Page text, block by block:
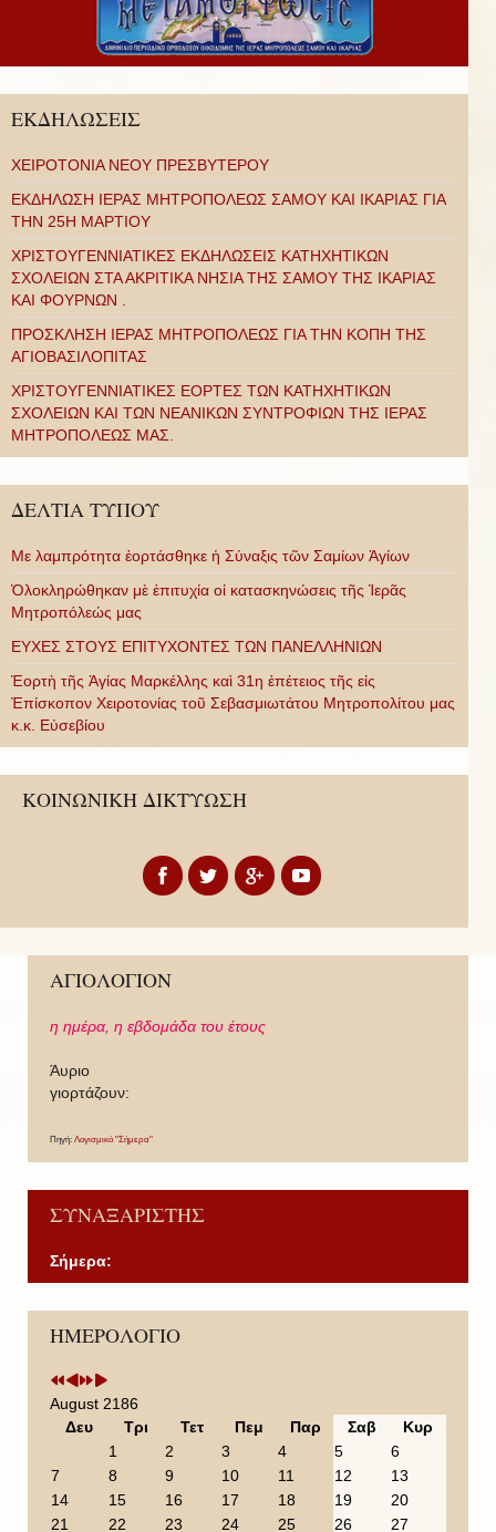
ΕΚΔΗΛΩΣΕΙΣ
ΧΕΙΡΟΤΟΝΙΑ ΝΕΟΥ ΠΡΕΣΒΥΤΕΡΟΥ
ΕΚΔΗΛΩΣΗ ΙΕΡΑΣ ΜΗΤΡΟΠΟΛΕΩΣ ΣΑΜΟΥ ΚΑΙ ΙΚΑΡΙΑΣ ΓΙΑ
ΤΗΝ 25Η ΜΑΡΤΙΟΥ
ΧΡΙΣΤΟΥΓΕΝΝΙΑΤΙΚΕΣ ΕΚΔΗΛΩΣΕΙΣ ΚΑΤΗΧΗΤΙΚΩΝ
ΣΧΟΛΕΙΩΝ ΣΤΑ ΑΚΡΙΤΙΚΑ ΝΗΣΙΑ ΤΗΣ ΣΑΜΟΥ ΤΗΣ ΙΚΑΡΙΑΣ
ΚΑΙ ΦΟΥΡΝΩΝ .
ΠΡΟΣΚΛΗΣΗ ΙΕΡΑΣ ΜΗΤΡΟΠΟΛΕΩΣ ΓΙΑ ΤΗΝ ΚΟΠΗ ΤΗΣ
ΑΓΙΟΒΑΣΙΛΟΠΙΤΑΣ
ΧΡΙΣΤΟΥΓΕΝΝΙΑΤΙΚΕΣ ΕΟΡΤΕΣ ΤΩΝ ΚΑΤΗΧΗΤΙΚΩΝ
ΣΧΟΛΕΙΩΝ ΚΑΙ ΤΩΝ ΝΕΑΝΙΚΩΝ ΣΥΝΤΡΟΦΙΩΝ ΤΗΣ ΙΕΡΑΣ
ΜΗΤΡΟΠΟΛΕΩΣ ΜΑΣ.
ΔΕΛΤΙΑ ΤΥΠΟΥ
Με λαμπρότητα ἑορτάσθηκε ἡ Σύναξις τῶν Σαμίων Ἁγίων
Ὁλοκληρώθηκαν μὲ ἐπιτυχία οἱ κατασκηνώσεις τῆς Ἱερᾶς
Μητροπόλεώς μας
ΕΥΧΕΣ ΣΤΟΥΣ ΕΠΙΤΥΧΟΝΤΕΣ ΤΩΝ ΠΑΝΕΛΛΗΝΙΩΝ
Ἑορτὴ τῆς Ἁγίας Μαρκέλλης καὶ 31η ἐπέτειος τῆς εἰς
Ἐπίσκοπον Χειροτονίας τοῦ Σεβασμιωτάτου Μητροπολίτου μας
κ.κ. Εὐσεβίου
ΚΟΙΝΩΝΙΚΗ ΔΙΚΤΥΩΣΗ
ΑΓΙΟΛΟΓΙΟΝ
η ημέρα, η εβδομάδα του έτους
Άυριο
γιορτάζουν:
Πηγή: Λογισμικό "Σήμερα"
ΣΥΝΑΞΑΡΙΣΤΗΣ
Σήμερα:
ΗΜΕΡΟΛΟΓΙΟ
P
r
v
i
e
P
r
v
i
o
o
N
e
t
Y
e
N
e
t
M
August 2186
Δευ
Τρι Τετ Πεμ Παρ Σαβ
Κυρ
1
2 3 4 5
6
7
8 9 10 11 12
13
14
15 16 17 18 19
20
21
22 23 24 25 26 27